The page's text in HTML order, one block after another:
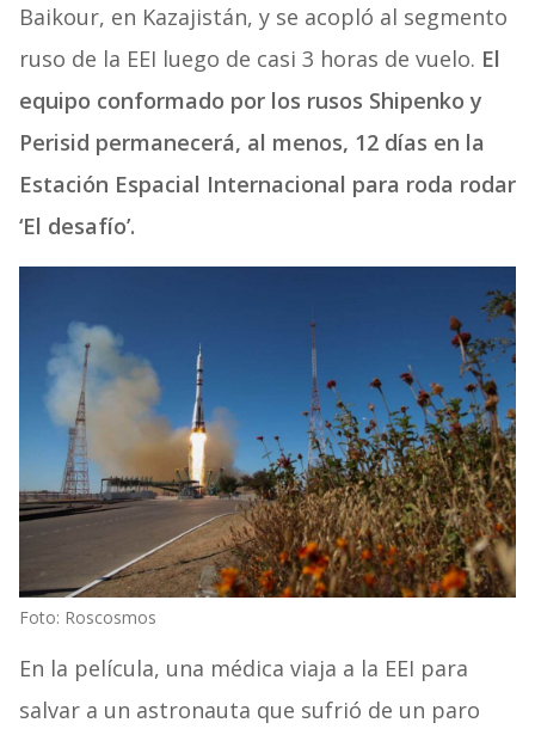
Baikour, en Kazajistán, y se acopló al segmento
ruso de la EEI luego de casi 3 horas de vuelo. El
equipo conformado por los rusos Shipenko y
Perisid permanecerá, al menos, 12 días en la
Estación Espacial Internacional para roda rodar
‘El desafío’.
Foto: Roscosmos
En la película, una médica viaja a la EEI para
salvar a un astronauta que sufrió de un paro